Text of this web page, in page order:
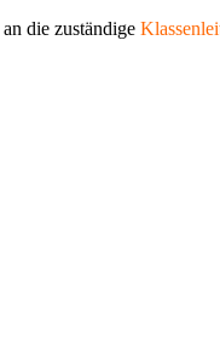
an die zuständige